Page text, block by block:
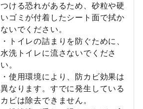
つける恐れがあるため、砂粒や硬
いゴミが付着したシート面で拭か
ないでください。
・トイレの詰まりを防ぐために、
水洗トイレに流さないでくださ
い。
・使用環境により、防カビ効果は
異なります。すでに発生している
カビは除去できません。